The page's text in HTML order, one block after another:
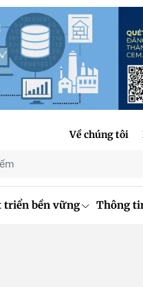
Về chúng tôi
triển bền vững Thông